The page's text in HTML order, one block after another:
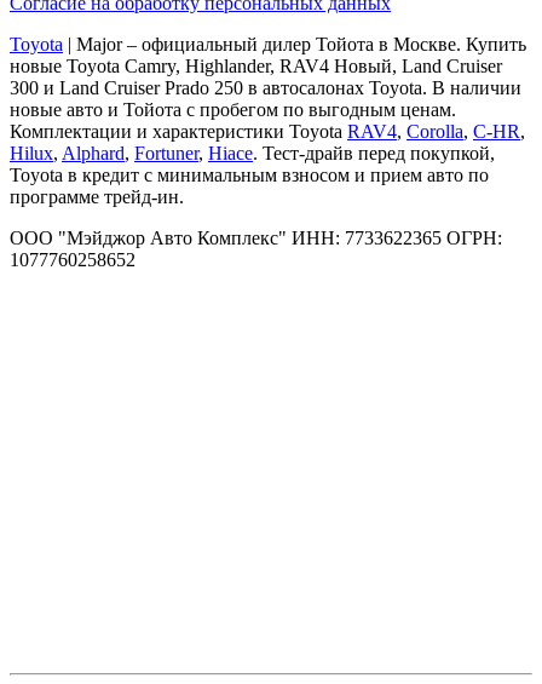
Toyota | Major – официальный дилер Тойота в Москве. Купить
новые Toyota Camry, Highlander, RAV4 Новый, Land Cruiser
300 и Land Cruiser Prado 250 в автосалонах Toyota. В наличии
новые авто и Тойота с пробегом по выгодным ценам.
Комплектации и характеристики Toyota RAV4, Corolla, C-HR,
Hilux, Alphard, Fortuner, Hiace. Тест-драйв перед покупкой,
Toyota в кредит с минимальным взносом и прием авто по
программе трейд-ин.
ООО "Мэйджор Авто Комплекс" ИНН: 7733622365 ОГРН:
1077760258652